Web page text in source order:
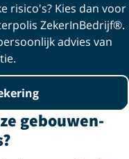
risico's? Kies dan voor
ZekerInBedrijf®.
advies van
gebouwen­